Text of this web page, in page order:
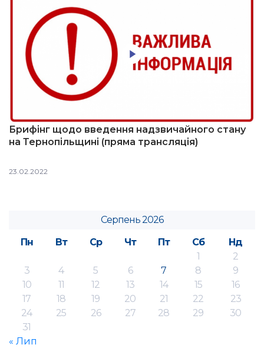
Брифінг щодо введення надзвичайного стану
на Тернопільщині (пряма трансляція)
23.02.2022
Серпень 2026
Пн
Вт Ср Чт Пт Сб
Нд
1
2
3
4 5 6 7 8
9
10
11 12 13 14 15
16
17
18 19 20 21 22
23
24
25 26 27 28 29
30
31
« Лип